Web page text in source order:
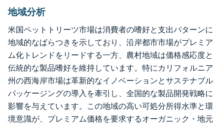
地域分析
米国ペットトリーツ市場は消費者の嗜好と支出パターンに
地域的なばらつきを示しており、沿岸都市市場がプレミア
ム化トレンドをリードする一方、農村地域は価格感応度と
伝統的な製品嗜好を維持しています。特にカリフォルニア
州の西海岸市場は革新的なイノベーションとサステナブル
パッケージングの導入を牽引し、全国的な製品開発戦略に
影響を与えています。この地域の高い可処分所得水準と環
境意識が、プレミアム価格を要求するオーガニック・地元